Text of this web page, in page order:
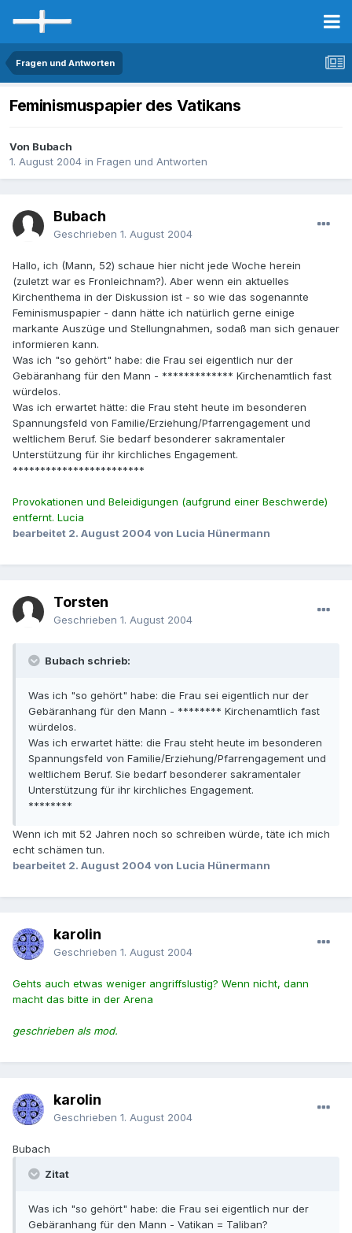
Fragen und Antworten
Feminismuspapier des Vatikans
Von Bubach
1. August 2004 in Fragen und Antworten
Bubach
Geschrieben 1. August 2004
Hallo, ich (Mann, 52) schaue hier nicht jede Woche herein
(zuletzt war es Fronleichnam?). Aber wenn ein aktuelles
Kirchenthema in der Diskussion ist - so wie das sogenannte
Feminismuspapier - dann hätte ich natürlich gerne einige
markante Auszüge und Stellungnahmen, sodaß man sich genauer
informieren kann.
Was ich "so gehört" habe: die Frau sei eigentlich nur der
Gebäranhang für den Mann - ************* Kirchenamtlich fast
würdelos.
Was ich erwartet hätte: die Frau steht heute im besonderen
Spannungsfeld von Familie/Erziehung/Pfarrengagement und
weltlichem Beruf. Sie bedarf besonderer sakramentaler
Unterstützung für ihr kirchliches Engagement.
************************
Provokationen und Beleidigungen (aufgrund einer Beschwerde)
entfernt. Lucia
bearbeitet 2. August 2004 von Lucia Hünermann
Torsten
Geschrieben 1. August 2004
Bubach schrieb:
Was ich "so gehört" habe: die Frau sei eigentlich nur der
Gebäranhang für den Mann - ******** Kirchenamtlich fast
würdelos.
Was ich erwartet hätte: die Frau steht heute im besonderen
Spannungsfeld von Familie/Erziehung/Pfarrengagement und
weltlichem Beruf. Sie bedarf besonderer sakramentaler
Unterstützung für ihr kirchliches Engagement.
********
Wenn ich mit 52 Jahren noch so schreiben würde, täte ich mich
echt schämen tun.
bearbeitet 2. August 2004 von Lucia Hünermann
karolin
Geschrieben 1. August 2004
Gehts auch etwas weniger angriffslustig? Wenn nicht, dann
macht das bitte in der Arena
geschrieben als mod.
karolin
Geschrieben 1. August 2004
Bubach
Zitat
Was ich "so gehört" habe: die Frau sei eigentlich nur der
Gebäranhang für den Mann - Vatikan = Taliban?